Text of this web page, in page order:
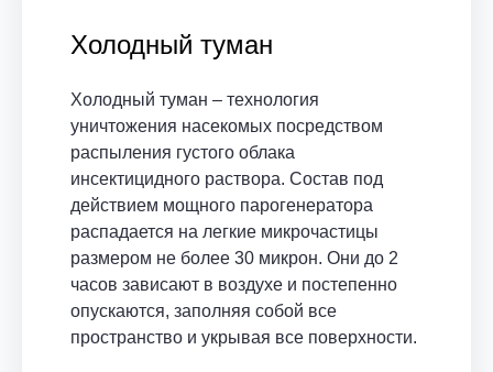
Холодный туман
Холодный туман – технология
уничтожения насекомых посредством
распыления густого облака
инсектицидного раствора. Состав под
действием мощного парогенератора
распадается на легкие микрочастицы
размером не более 30 микрон. Они до 2
часов зависают в воздухе и постепенно
опускаются, заполняя собой все
пространство и укрывая все поверхности.